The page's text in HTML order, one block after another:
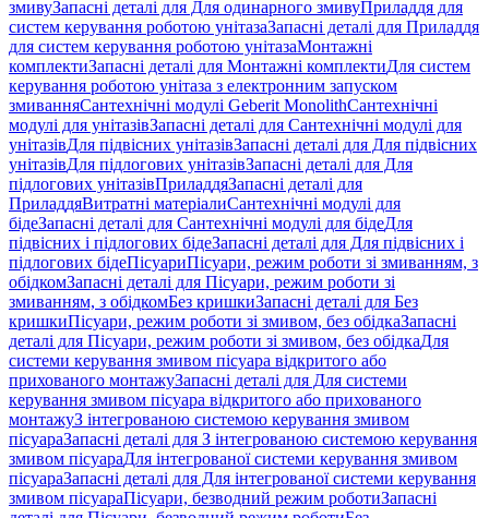
змивуЗапасні деталі для Для одинарного змивуПриладдя для
систем керування роботою унітазаЗапасні деталі для Приладдя
для систем керування роботою унітазаМонтажні
комплектиЗапасні деталі для Монтажні комплектиДля систем
керування роботою унітаза з електронним запуском
змиванняСантехнічні модулі Geberit MonolithСантехнічні
модулі для унітазівЗапасні деталі для Сантехнічні модулі для
унітазівДля підвісних унітазівЗапасні деталі для Для підвісних
унітазівДля підлогових унітазівЗапасні деталі для Для
підлогових унітазівПриладдяЗапасні деталі для
ПриладдяВитратні матеріалиСантехнічні модулі для
бідеЗапасні деталі для Сантехнічні модулі для бідеДля
підвісних і підлогових бідеЗапасні деталі для Для підвісних і
підлогових бідеПісуариПісуари, режим роботи зі змиванням, з
обідкомЗапасні деталі для Пісуари, режим роботи зі
змиванням, з обідкомБез кришкиЗапасні деталі для Без
кришкиПісуари, режим роботи зі змивом, без обідкаЗапасні
деталі для Пісуари, режим роботи зі змивом, без обідкаДля
системи керування змивом пісуара відкритого або
прихованого монтажуЗапасні деталі для Для системи
керування змивом пісуара відкритого або прихованого
монтажуЗ інтегрованою системою керування змивом
пісуараЗапасні деталі для З інтегрованою системою керування
змивом пісуараДля інтегрованої системи керування змивом
пісуараЗапасні деталі для Для інтегрованої системи керування
змивом пісуараПісуари, безводний режим роботиЗапасні